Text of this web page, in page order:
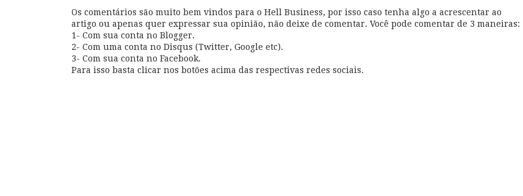
Os comentários são muito bem vindos para o Hell Business, por isso caso tenha algo a acrescentar ao
artigo ou apenas quer expressar sua opinião, não deixe de comentar. Você pode comentar de 3 maneiras:
1- Com sua conta no Blogger.
2- Com uma conta no Disqus (Twitter, Google etc).
3- Com sua conta no Facebook.
Para isso basta clicar nos botões acima das respectivas redes sociais.